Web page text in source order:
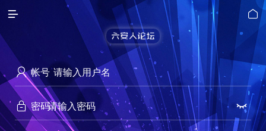
 
 帐号
 密码 